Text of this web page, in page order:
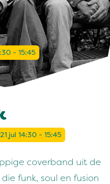
- 15:45
jul 14:30 - 15:45
coverband uit de
funk, soul en fusion